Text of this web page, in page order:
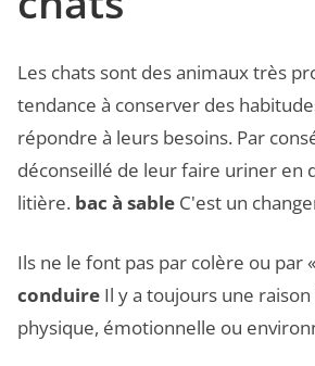
Les chats sont des animaux très
tendance à conserver des
répondre à leurs besoins. Par
déconseillé de leur faire uriner en
litière. bac à sable C'est un
Ils ne le font pas par colère ou par
conduire Il y a toujours une
physique, émotionnelle ou